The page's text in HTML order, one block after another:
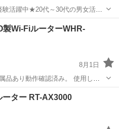
験活躍中★20代～30代の男女活躍
負担！マイカー通勤OK！無料駐
津町》 人気の工場のお
Wi-FiルーターWHR-
8月1日
動作確認済み。 使用しな
品】ルーター本
、かんたん設定ガイド・取扱説
周辺機器
ター RT-AX3000